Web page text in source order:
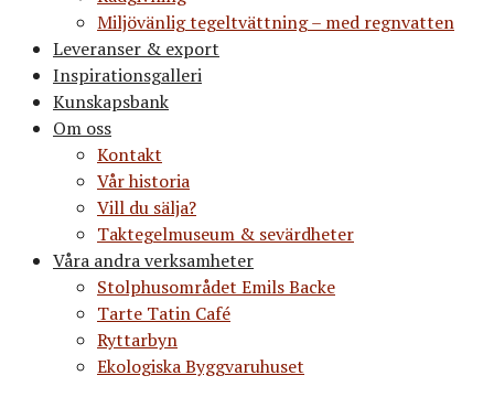
Miljövänlig tegeltvättning – med regnvatten
Leveranser & export
Inspirationsgalleri
Kunskapsbank
Om oss
Kontakt
Vår historia
Vill du sälja?
Taktegelmuseum & sevärdheter
Våra andra verksamheter
Stolphusområdet Emils Backe
Tarte Tatin Café
Ryttarbyn
Ekologiska Byggvaruhuset